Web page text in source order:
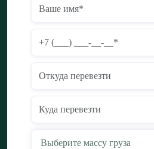
Выберите массу груза